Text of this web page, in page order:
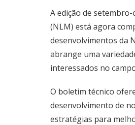
A edição de
(NLM) está agora
desenvolvimentos da
abrange uma
interessados no
O boletim técnico
desenvolvimento de
estratégias para